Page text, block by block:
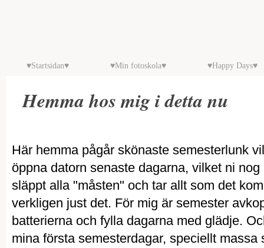
♥Startsidan♥ ♥Min fotoskola♥ ♥Happy Days♥
Hemma hos mig i detta nu
Här hemma pågår skönaste semesterlunk
öppna datorn senaste dagarna, vilket ni
släppt alla "måsten" och tar allt som det
verkligen just det. För mig är semester
batterierna och fylla dagarna med glädje.
mina första semesterdagar, speciellt